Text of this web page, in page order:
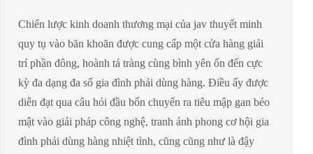
Chiến lược kinh doanh thương mại của jav thuyết minh
quy tụ vào băn khoăn được cung cấp một cửa hàng giải
trí phần đông, hoành tá tràng cùng bình yên ổn đến cực
kỳ đa dạng đa số gia đình phải dùng hàng. Điều ấy được
diễn đạt qua câu hỏi đầu bốn chuyển ra tiêu mập gan béo
mật vào giải pháp công nghệ, tranh ảnh phong cơ hội gia
đình phải dùng hàng nhiệt tình, cũng cũng như là đậy